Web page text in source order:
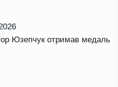
Юзепчук отримав медаль